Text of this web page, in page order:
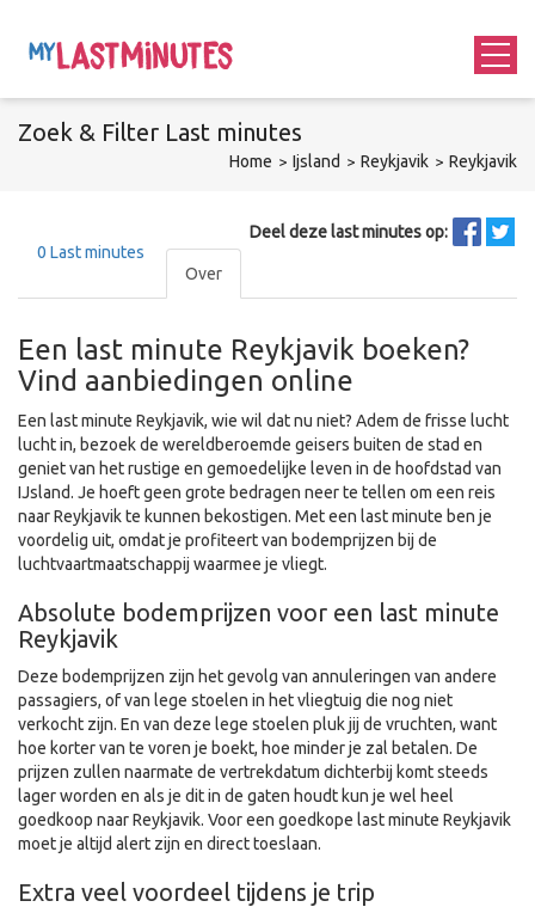
Zoek & Filter Last minutes
Home Ijsland Reykjavik Reykjavik
Deel deze last minutes op:
0 Last minutes
Over
Een last minute Reykjavik boeken?
Vind aanbiedingen online
Een last minute Reykjavik, wie wil dat nu niet? Adem de frisse lucht
lucht in, bezoek de wereldberoemde geisers buiten de stad en
geniet van het rustige en gemoedelijke leven in de hoofdstad van
IJsland. Je hoeft geen grote bedragen neer te tellen om een reis
naar Reykjavik te kunnen bekostigen. Met een last minute ben je
voordelig uit, omdat je profiteert van bodemprijzen bij de
luchtvaartmaatschappij waarmee je vliegt.
Absolute bodemprijzen voor een last minute
Reykjavik
Deze bodemprijzen zijn het gevolg van annuleringen van andere
passagiers, of van lege stoelen in het vliegtuig die nog niet
verkocht zijn. En van deze lege stoelen pluk jij de vruchten, want
hoe korter van te voren je boekt, hoe minder je zal betalen. De
prijzen zullen naarmate de vertrekdatum dichterbij komt steeds
lager worden en als je dit in de gaten houdt kun je wel heel
goedkoop naar Reykjavik. Voor een goedkope last minute Reykjavik
moet je altijd alert zijn en direct toeslaan.
Extra veel voordeel tijdens je trip